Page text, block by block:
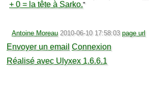
+ 0 = la tête à Sarko."
Antoine Moreau 2010-06-10 17:58:03 page url
Envoyer un email Connexion
Réalisé avec Ulyxex 1.6.6.1